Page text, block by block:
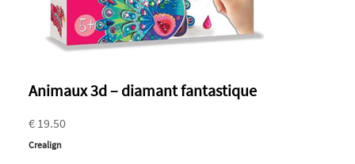
Animaux 3d – diamant fantastique
€ 19.50
Crealign